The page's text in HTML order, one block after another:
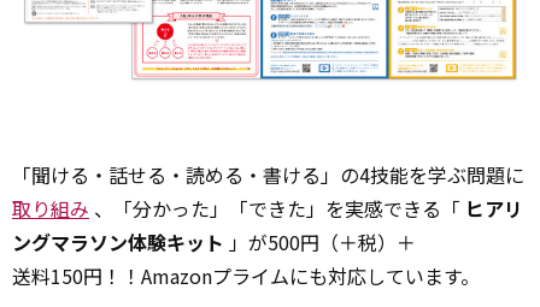
「聞ける・話せる・読める・書ける」の4技能を学ぶ問題に
取り組み 、「分かった」「できた」を実感できる「 ヒアリ
ングマラソン体験キット 」が500円（＋税）＋
送料150円！！Amazonプライムにも対応しています。